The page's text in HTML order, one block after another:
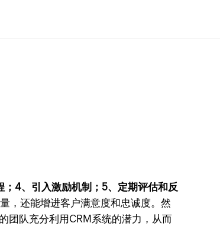
4、引入激励机制；5、定期评估和反
，还能增进客户满意度和忠诚度。然
团队充分利用CRM系统的潜力，从而